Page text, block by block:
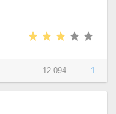
12 094 1